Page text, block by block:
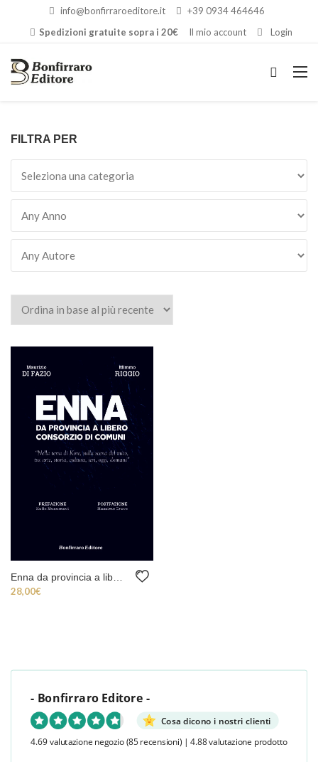
info@bonfirraroeditore.it
+39 0934 464646
Spedizioni gratuite sopra i 20€
Il mio account Login
FILTRA PER
28,00€
- Bonfirraro Editore -
Cosa dicono i nostri clienti
4.69 valutazione negozio (85 recensioni) | 4.88 valutazione prodotto